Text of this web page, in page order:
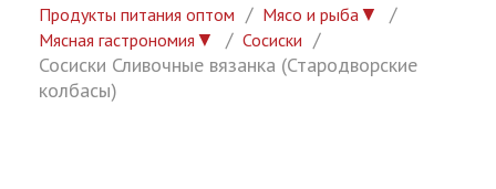
Продукты питания оптом Мясо и рыба▼
Мясная гастрономия ▼ Сосиски
Сосиски Сливочные вязанка (Стародворские
колбасы)